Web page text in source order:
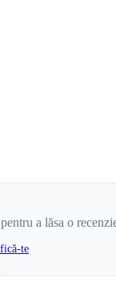
a lăsa o
te